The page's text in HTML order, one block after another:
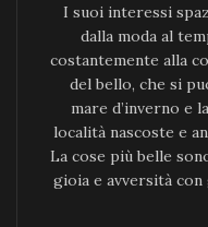
I suoi interessi
dalla moda al
costantemente alla
del bello, che si
mare d’inverno e
località nascoste e
La cose più belle
gioia e avversità